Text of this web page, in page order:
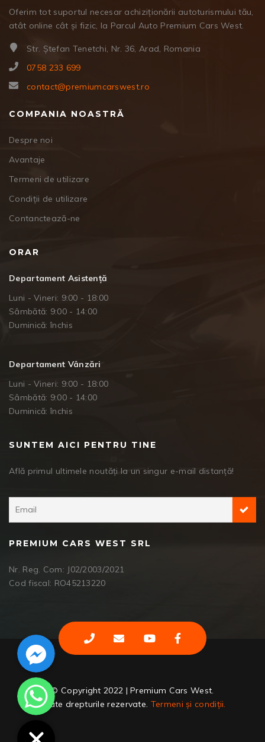
Oferim tot suportul necesar achiziționării autoturismului tău,
atât online cât și fizic, la Parcul Auto Premium Cars West.
Str. Ștefan Tenetchi, Nr. 36, Arad, Romania
0758 233 699
contact@premiumcarswest.ro
COMPANIA NOASTRĂ
Despre noi
Avantaje
Termeni de utilizare
Condiții de utilizare
Contanctează-ne
ORAR
Departament Asistență
Luni - Vineri: 9:00 - 18:00
Sâmbătă: 9:00 - 14:00
Duminică: închis
Departament Vânzări
Luni - Vineri: 9:00 - 18:00
Sâmbătă: 9:00 - 14:00
Duminică: închis
SUNTEM AICI PENTRU TINE
Află primul ultimele noutăți la un singur e-mail distanță!
PREMIUM CARS WEST SRL
Nr. Reg. Com: J02/2003/2021
Cod fiscal: RO45213220
© Copyright 2022 | Premium Cars West.
Toate drepturile rezervate. Termeni și condiții.
Facebook Messenger
WhatsApp